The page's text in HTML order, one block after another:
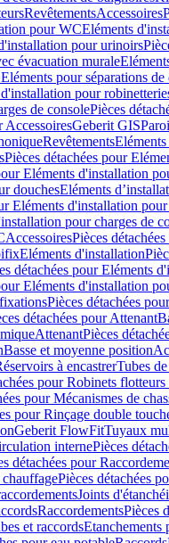
RevêtementsAccessoires
pour WCEléments
pour urinoirs
évacuation murale
pour séparations de
pour
de consolePièces
AccessoiresGeberit GIS
Revêtements
Pièces détachées pour
Eléments d'installation
douchesEléments
Eléments d'installation
pour charges de
AccessoiresPièces
Eléments d'installation
détachées pour Eléments
Eléments d'installation
Pièces détachées
détachées pour Attenant
AttenantPièces
Basse et moyenne position
à encastrerTubes
pour Robinets
pour Mécanismes de
pour Rinçage double
Geberit FlowFitTuyaux
internePièces
détachées pour
Pièces détachées
Joints
RaccordementsPièces
et raccordsEtanchements